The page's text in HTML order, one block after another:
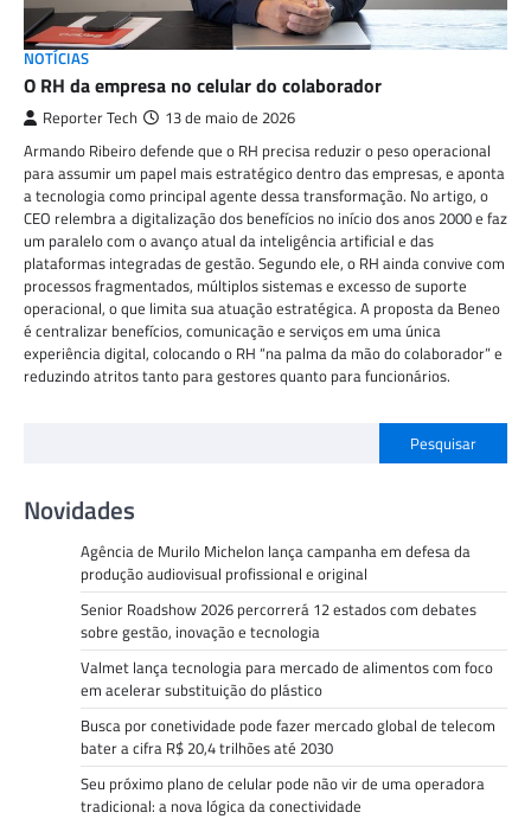
NOTÍCIAS
O RH da empresa no celular do colaborador
Reporter Tech 13 de maio de 2026
Armando Ribeiro defende que o RH precisa reduzir o peso operacional
para assumir um papel mais estratégico dentro das empresas, e aponta
a tecnologia como principal agente dessa transformação. No artigo, o
CEO relembra a digitalização dos benefícios no início dos anos 2000 e faz
um paralelo com o avanço atual da inteligência artificial e das
plataformas integradas de gestão. Segundo ele, o RH ainda convive com
processos fragmentados, múltiplos sistemas e excesso de suporte
operacional, o que limita sua atuação estratégica. A proposta da Beneo
é centralizar benefícios, comunicação e serviços em uma única
experiência digital, colocando o RH “na palma da mão do colaborador” e
reduzindo atritos tanto para gestores quanto para funcionários.
Pesquisar
Novidades
Agência de Murilo Michelon lança campanha em defesa da
produção audiovisual profissional e original
Senior Roadshow 2026 percorrerá 12 estados com debates
sobre gestão, inovação e tecnologia
Valmet lança tecnologia para mercado de alimentos com foco
em acelerar substituição do plástico
Busca por conetividade pode fazer mercado global de telecom
bater a cifra R$ 20,4 trilhões até 2030
Seu próximo plano de celular pode não vir de uma operadora
tradicional: a nova lógica da conectividade